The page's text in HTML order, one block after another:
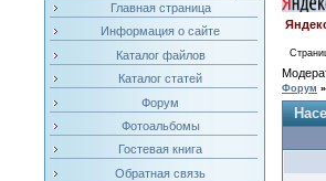
Главная страница
Информация о сайте
Каталог файлов
Каталог статей
Форум
Фотоальбомы
Гостевая книга
Обратная связь
Форум »